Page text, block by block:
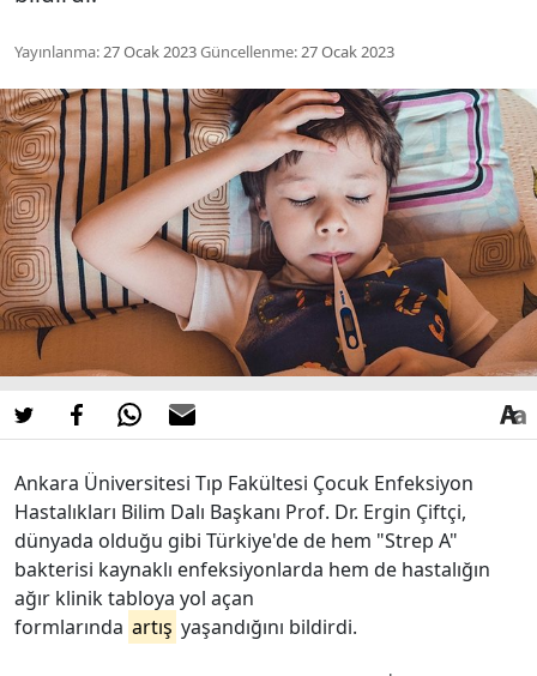
Yayınlanma:27 Ocak 2023Güncellenme:27 Ocak 2023
Ankara Üniversitesi Tıp Fakültesi Çocuk Enfeksiyon
Hastalıkları Bilim Dalı Başkanı Prof. Dr. Ergin Çiftçi,
dünyada olduğu gibi Türkiye'de de hem "Strep A"
bakterisi kaynaklı enfeksiyonlarda hem de hastalığın
ağır klinik tabloya yol açan
formlarında artış yaşandığını bildirdi.